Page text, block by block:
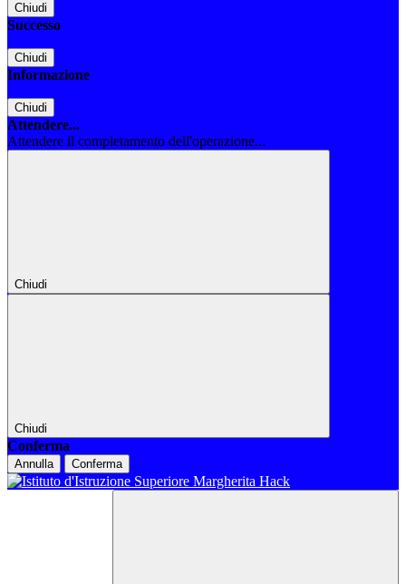
Chiudi
Successo
Chiudi
Informazione
Chiudi
Attendere...
Attendere il completamento dell'operazione...
Chiudi
Chiudi
Conferma
Annulla Conferma